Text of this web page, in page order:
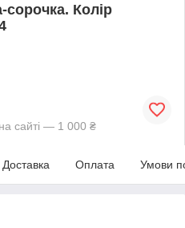
сорочка. Колір
сайті — 1 000 ₴
Доставка Оплата Умови